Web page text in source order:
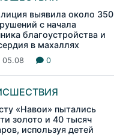
выявила около 350
с начала
благоустройства и
в махаллях
05.08 0
«Навои» пытались
золото и 40 тысяч
используя детей